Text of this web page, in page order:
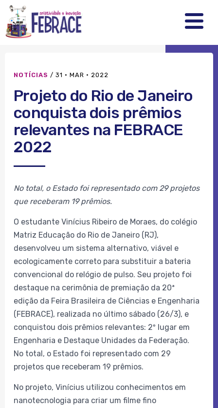
FEBRRACE
.
.
.
NOTÍCIAS / 31 · MAR · 2022
Projeto do Rio de Janeiro
conquista dois prêmios
relevantes na FEBRACE
2022
No total, o Estado foi representado com 29 projetos
que receberam 19 prêmios.
O estudante Vinícius Ribeiro de Moraes, do colégio
Matriz Educação do Rio de Janeiro (RJ),
desenvolveu um sistema alternativo, viável e
ecologicamente correto para substituir a bateria
convencional do relógio de pulso. Seu projeto foi
destaque na cerimônia de premiação da 20ª
edição da Feira Brasileira de Ciências e Engenharia
(FEBRACE), realizada no último sábado (26/3), e
conquistou dois prêmios relevantes: 2º lugar em
Engenharia e Destaque Unidades da Federação.
No total, o Estado foi representado com 29
projetos que receberam 19 prêmios.
No projeto, Vinícius utilizou conhecimentos em
nanotecnologia para criar um filme fino